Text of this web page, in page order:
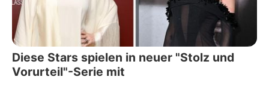
Diese Stars spielen in neuer "Stolz und
Vorurteil"-Serie mit